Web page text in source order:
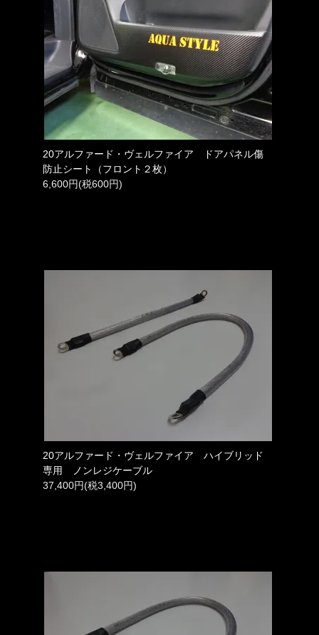
20アルファード・ヴェルファイア ドアパネル傷
防止シート（フロント２枚）
6,600円(税600円)
20アルファード・ヴェルファイア ハイブリッド
専用 ノンレジケーブル
37,400円(税3,400円)